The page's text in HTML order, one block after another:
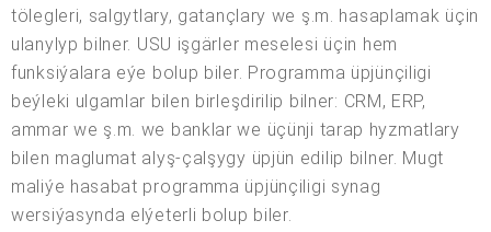
tölegleri, salgytlary, gatançlary we ş.m. hasaplamak üçin
ulanylyp bilner. USU işgärler meselesi üçin hem
funksiýalara eýe bolup biler. Programma üpjünçiligi
beýleki ulgamlar bilen birleşdirilip bilner: CRM, ERP,
ammar we ş.m. we banklar we üçünji tarap hyzmatlary
bilen maglumat alyş-çalşygy üpjün edilip bilner. Mugt
maliýe hasabat programma üpjünçiligi synag
wersiýasynda elýeterli bolup biler.